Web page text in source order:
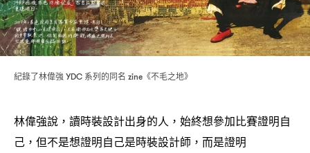
紀錄了林偉強 YDC 系列的同名 zine 《不毛之地》
林偉強說 ， 讀時裝設計出身的人 ， 始終想參加比賽證明自
己 ， 但不是想證明自己是時裝設計師 ， 而是證明